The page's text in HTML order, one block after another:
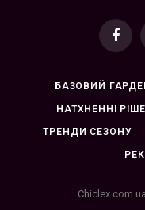
БАЗОВИЙ
НАТХНЕННІ
ТРЕНДИ СЕЗОНУ